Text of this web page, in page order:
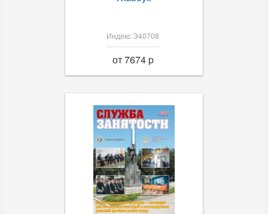
Индекс Э40708
от 7674 p